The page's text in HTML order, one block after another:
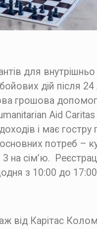
для
дій після
грошова
Aid
і має
потреб –
3 на сім’ю.
з 10:00 до
від Карітас